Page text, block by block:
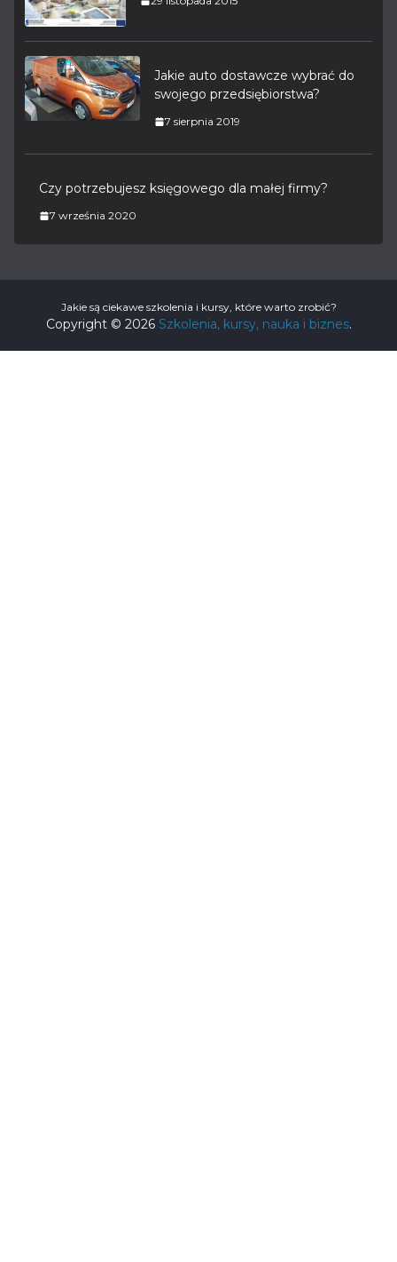
Jakie auto dostawcze wybrać do
swojego przedsiębiorstwa?
7 sierpnia 2019
Czy potrzebujesz księgowego dla małej firmy?
7 września 2020
Jakie są ciekawe szkolenia i kursy, które warto zrobić?
Copyright © 2026 Szkolenia, kursy, nauka i biznes.